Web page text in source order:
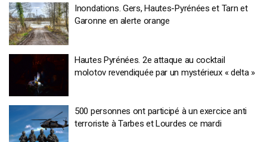
Inondations. Gers, Hautes-Pyrénées et Tarn et
Garonne en alerte orange
Hautes Pyrénées. 2e attaque au cocktail
molotov revendiquée par un mystérieux « delta »
500 personnes ont participé à un exercice anti
terroriste à Tarbes et Lourdes ce mardi